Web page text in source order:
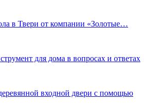
в Твери от компании «Золотые…
для дома в вопросах и ответах
входной двери с помощью